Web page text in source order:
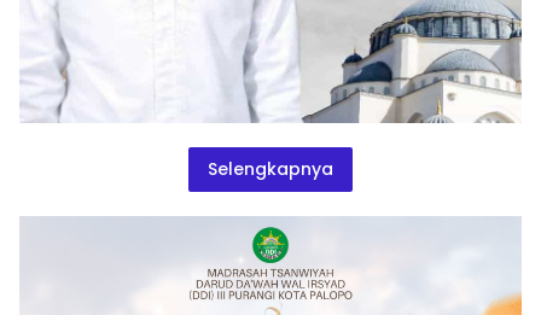
Selengkapnya